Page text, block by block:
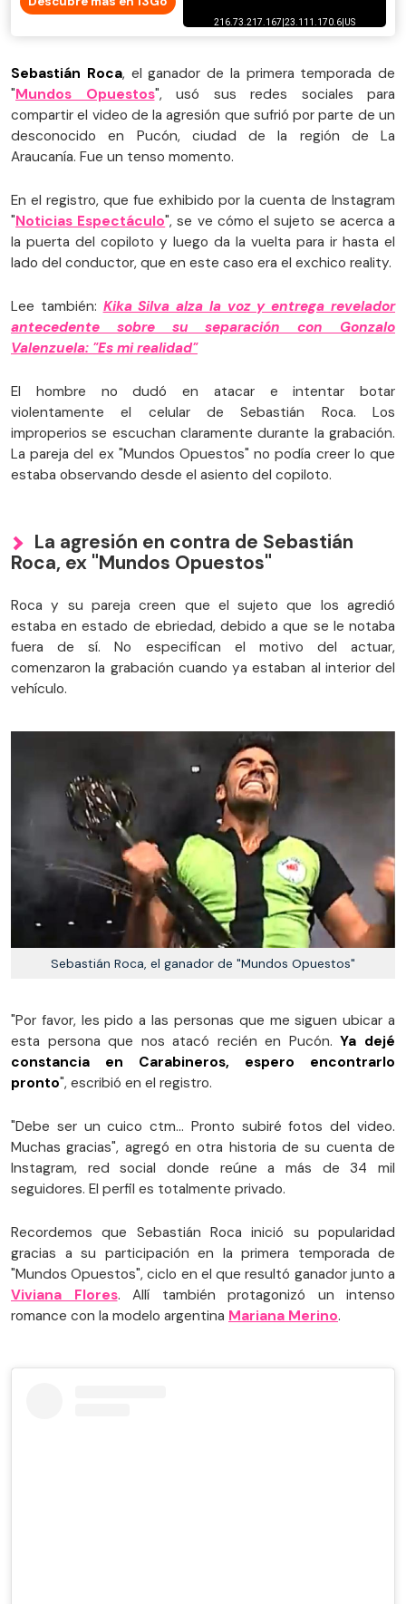
Sebastián Roca, el ganador de la primera temporada de
"Mundos Opuestos", usó sus redes sociales para
compartir el video de la agresión que sufrió por parte de un
desconocido en Pucón, ciudad de la región de La
Araucanía. Fue un tenso momento.
En el registro, que fue exhibido por la cuenta de Instagram
"Noticias Espectáculo", se ve cómo el sujeto se acerca a
la puerta del copiloto y luego da la vuelta para ir hasta el
lado del conductor, que en este caso era el exchico reality.
Lee también: Kika Silva alza la voz y entrega revelador
antecedente sobre su separación con Gonzalo
Valenzuela: "Es mi realidad"
El hombre no dudó en atacar e intentar botar
violentamente el celular de Sebastián Roca. Los
improperios se escuchan claramente durante la grabación.
La pareja del ex "Mundos Opuestos" no podía creer lo que
estaba observando desde el asiento del copiloto.
La agresión en contra de Sebastián
Roca, ex "Mundos Opuestos"
Roca y su pareja creen que el sujeto que los agredió
estaba en estado de ebriedad, debido a que se le notaba
fuera de sí. No especifican el motivo del actuar,
comenzaron la grabación cuando ya estaban al interior del
vehículo.
Sebastián Roca, el ganador de "Mundos Opuestos"
"Por favor, les pido a las personas que me siguen ubicar a
esta persona que nos atacó recién en Pucón.Ya dejé
constancia en Carabineros, espero encontrarlo
pronto", escribió en el registro.
"Debe ser un cuico ctm... Pronto subiré fotos del video.
Muchas gracias", agregó en otra historia de su cuenta de
Instagram, red social donde reúne a más de 34 mil
seguidores. El perfil es totalmente privado.
Recordemos que Sebastián Roca inició su popularidad
gracias a su participación en la primera temporada de
"Mundos Opuestos", ciclo en el que resultó ganador junto a
Viviana Flores. Allí también protagonizó un intenso
romance con la modelo argentina Mariana Merino.